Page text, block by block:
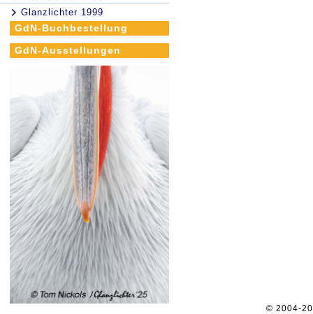
Glanzlichter 1999
GdN-Buchbestellung
GdN-Ausstellungen
© 2004-